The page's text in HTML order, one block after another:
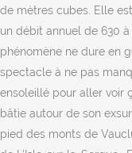
de mètres cubes. Elle
un débit annuel de 630
phénomène ne dure en
spectacle à ne pas
ensoleillé pour aller voir
bâtie autour de son
pied des monts de